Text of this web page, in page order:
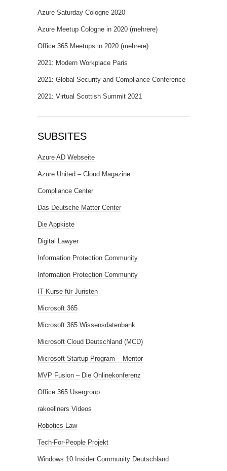
Azure Saturday Cologne 2020
Azure Meetup Cologne in 2020 (mehrere)
Office 365 Meetups in 2020 (mehrere)
2021: Modern Workplace Paris
2021: Global Security and Compliance Conference
2021: Virtual Scottish Summit 2021
SUBSITES
Azure AD Webseite
Azure United – Cloud Magazine
Compliance Center
Das Deutsche Matter Center
Die Appkiste
Digital Lawyer
Information Protection Community
Information Protection Community
IT Kurse für Juristen
Microsoft 365
Microsoft 365 Wissensdatenbank
Microsoft Cloud Deutschland (MCD)
Microsoft Startup Program – Mentor
MVP Fusion – Die Onlinekonferenz
Office 365 Usergroup
rakoellners Videos
Robotics Law
Tech-For-People Projekt
Windows 10 Insider Community Deutschland